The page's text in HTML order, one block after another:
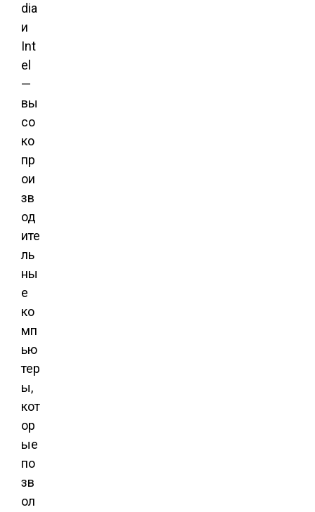
dia
и
Int
el
—
вы
со
ко
пр
ои
зв
од
ите
ль
ны
е
ко
мп
ью
тер
ы,
кот
ор
ые
по
зв
ол